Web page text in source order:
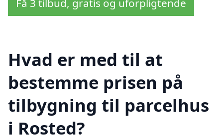
Få 3 tilbud, gratis og uforpligtende
Hvad er med til at
bestemme prisen på
tilbygning til parcelhus
i Rosted?